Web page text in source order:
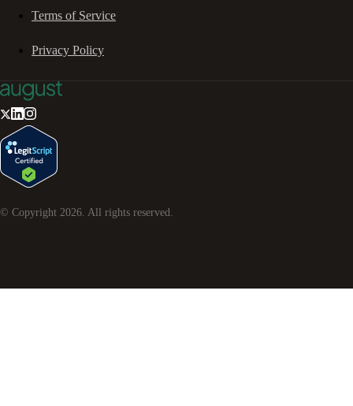
Terms of Service
Privacy Policy
© Copyright 2026 . All rights reserved.